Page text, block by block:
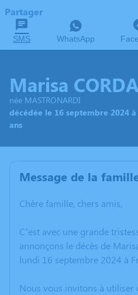
Partager
SMS WhatsApp
Marisa
née MASTRONARDI
décédée le 16 septembre 2024
ans
Message de la
Chère famille, chers amis,
C’est avec une grande
annonçons le décès de
lundi 16 septembre 2024 à
Nous vous invitons à utiliser